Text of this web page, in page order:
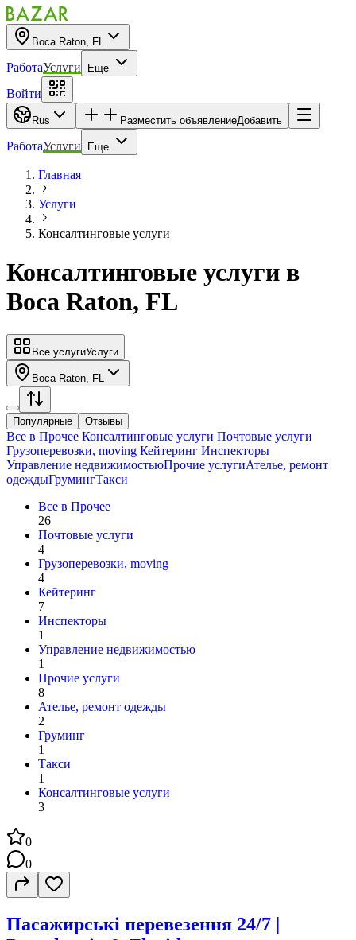
Boca Raton, FL
РаботаУслуги Еще
Войти
Rus Разместить объявлениеДобавить
РаботаУслуги Еще
Главная
Услуги
Консалтинговые услуги
Консалтинговые услуги в
Boca Raton, FL
Все услугиУслуги
Boca Raton, FL
Популярные Отзывы
Все в Прочее Консалтинговые услуги Почтовые услуги
Грузоперевозки, moving Кейтеринг Инспекторы
Управление недвижимостьюПрочие услугиАтелье, ремонт
одеждыГрумингТакси
Все в Прочее
26
Почтовые услуги
4
Грузоперевозки, moving
4
Кейтеринг
7
Инспекторы
1
Управление недвижимостью
1
Прочие услуги
8
Ателье, ремонт одежды
2
Груминг
1
Такси
1
Консалтинговые услуги
3
0
0
Пасажирські перевезення 24/7 |